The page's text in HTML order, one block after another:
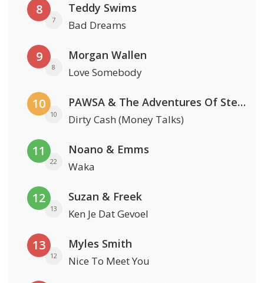
8
7
Teddy Swims
Bad Dreams
9
8
Morgan Wallen
Love Somebody
10
10
PAWSA & The Adventures Of Stevie V
Dirty Cash (Money Talks)
11
22
Noano & Emms
Waka
12
13
Suzan & Freek
Ken Je Dat Gevoel
13
12
Myles Smith
Nice To Meet You